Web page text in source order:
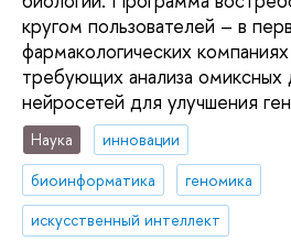
кругом пользователей – в
фармакологических
требующих анализа омиксных
нейросетей для улучшения
Наука
инновации
биоинформатика
геномика
искусственный интеллект